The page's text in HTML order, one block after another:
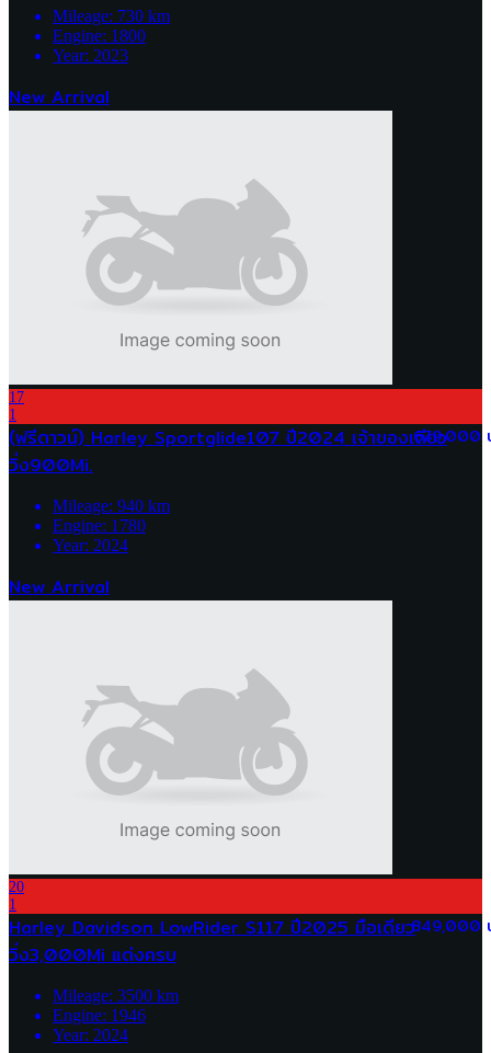
Mileage: 730 km
Engine: 1800
Year: 2023
New Arrival
17
1
679,000
(ฟรีดาวน์) Harley Sportglide107 ปี2024 เจ้าของเดียว
วิ่ง900Mi.
Mileage: 940 km
Engine: 1780
Year: 2024
New Arrival
20
1
849,000
Harley Davidson LowRider S117 ปี2025 มือเดียว
วิ่ง3,000Mi แต่งครบ
Mileage: 3500 km
Engine: 1946
Year: 2024